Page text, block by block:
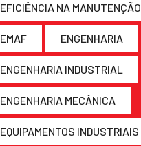
EFICIÊNCIA NA MANUTENÇÃO
EMAF ENGENHARIA
ENGENHARIA INDUSTRIAL
ENGENHARIA MECÂNICA
EQUIPAMENTOS INDUSTRIAIS